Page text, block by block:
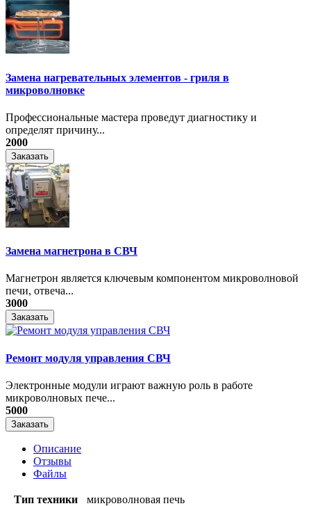
Замена нагревательных элементов - гриля в
микроволновке
Профессиональные мастера проведут диагностику и
определят причину...
2000
Заказать
Замена магнетрона в СВЧ
Магнетрон является ключевым компонентом микроволновой
печи, отвеча...
3000
Заказать
Ремонт модуля управления СВЧ
​Электронные модули играют важную роль в работе
микроволновых пече...
5000
Заказать
Описание
Отзывы
Файлы
Тип техники
микроволновая печь